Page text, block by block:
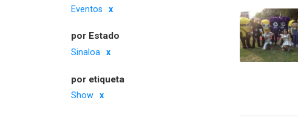
Eventos
por Estado
Sinaloa
por etiqueta
Show